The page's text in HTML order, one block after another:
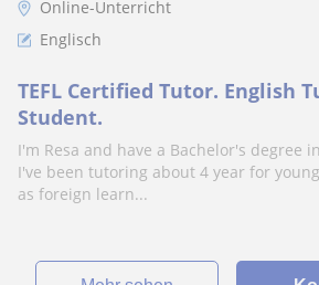
Online-Unterricht
Englisch
TEFL Certified Tutor. English
Student.
I'm Resa and have a Bachelor's degree
I've been tutoring about 4 year for
as foreign learn...